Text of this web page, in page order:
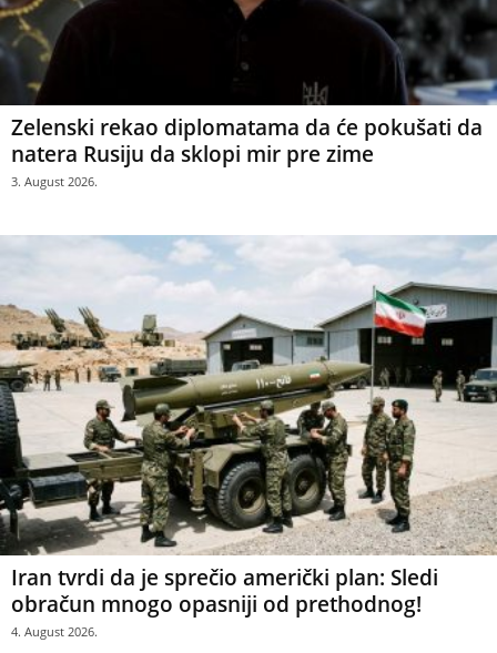
Zelenski rekao diplomatama da će pokušati da
natera Rusiju da sklopi mir pre zime
3. August 2026.
Iran tvrdi da je sprečio američki plan: Sledi
obračun mnogo opasniji od prethodnog!
4. August 2026.